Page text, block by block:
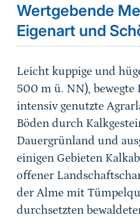
Wertgebende
Eigenart und
Leicht kuppige und
500 m ü. NN),
intensiv genutzte
Böden durch
Dauergrünland und
einigen Gebieten
offener
der Alme mit
durchsetzten